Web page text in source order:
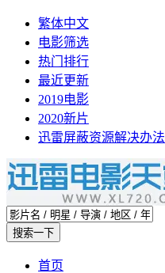
繁体中文
电影筛选
热门排行
最近更新
2019电影
2020新片
迅雷屏蔽资源解决办法
首页